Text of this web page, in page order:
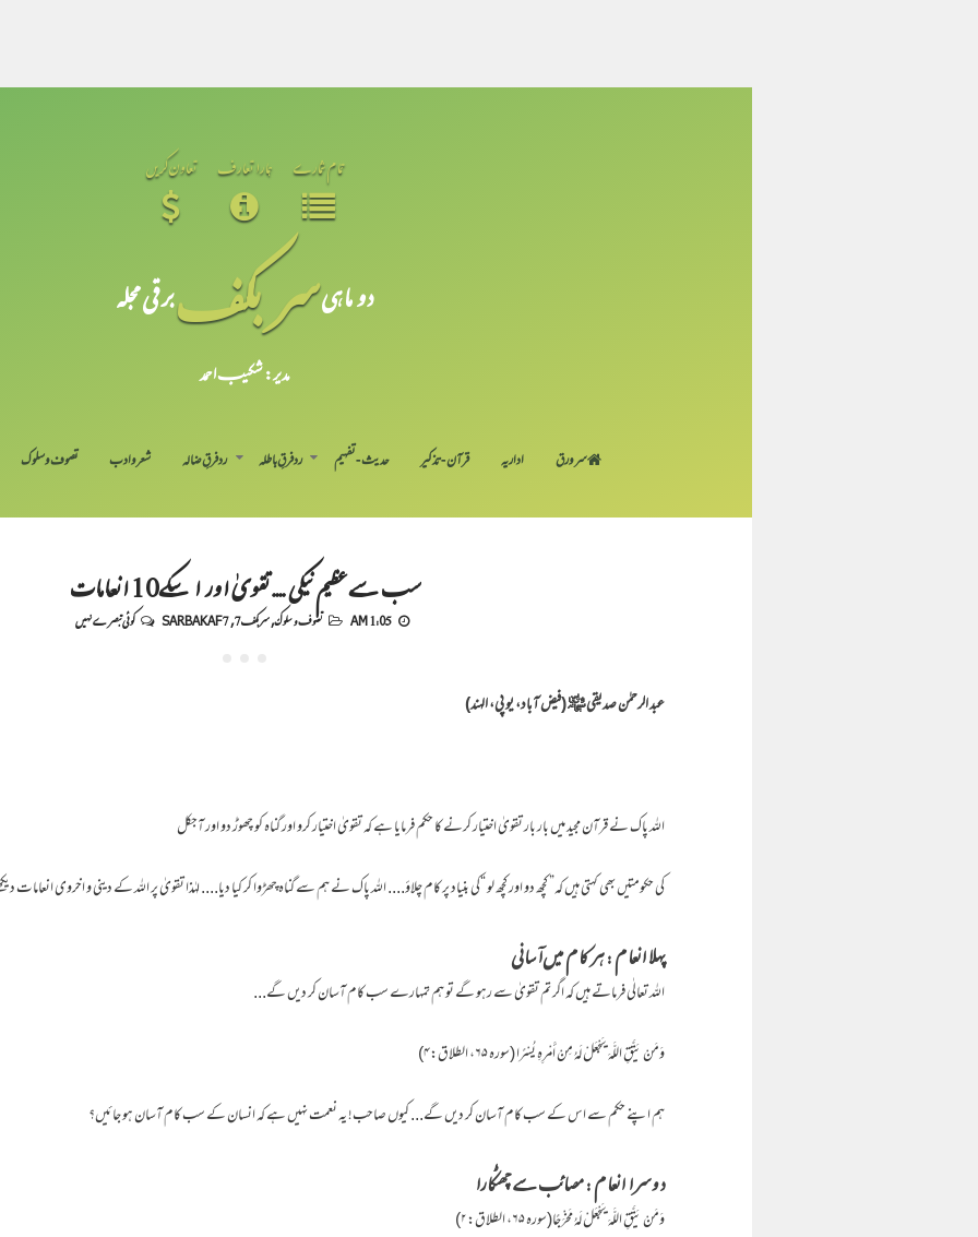
تمام شمارے ہمارا تعارف تعاون کریں
دو ماہیسر بکفبرقی مجلہ
مدیر: شکیبـ احمد
سر ورق اداریہ قرآن-تذکیر حدیث-تفہیم رد فرقِ باطلہ رد فرقِ ضالہ شعر و ادب تصوف و سلوک
سب سے عظیم نیکی .... تقویٰ اور اسکے10 انعامات
1:05 AM تصوف و سلوک,سربکف7 ,
SARBAKAF 7 کوئی تبصرے نہیں
عبد الرحمٰن صدیقی ﷾ (فیض آباد، یو پی، الہند)
اللہ پاک نے قرآن مجید میں بار بار تقویٰ اختیار کرنے کا حکم فرمایا ہے کہ تقویٰ اختیار کرو اور گناہ کو چھوڑ دو اور آجکل
کی حکومتیں بھی کہتی ہیں کہ” کچھ دو اور کچھ لو “کی بنیاد پر کام چلاؤ.... اللہ پاک نے ہم سے گناہ چھڑوا کر کیا دیا.... لہٰذا تقویٰ پر اللہ کے دینی و اخروی انعامات
پہلا انعام : ہر کام میں آسانی
اللہ تعالٰی فرماتے ہیں کہ اگر تم تقویٰ سے رہو گے تو ہم تمہارے سب کام آسان کر دیں گے...
وَمَنْ يَتَّقِ اللَّهَ يَجْعَلْ لَهُ مِنْ أَمْرِهِ يُسْرًا (سورہ ۶۵، الطلاق:۴)
ہم اپنے حکم سے اس کے سب کام آسان کر دیں گے... کیوں صاحب! یہ نعمت نہیں ہے کہ انسان کے سب کام آسان ہو جائیں؟
دوسرا انعام : مصائب سے چھٹکارا
وَمَنْ يَتَّقِ اللَّهَ يَجْعَلْ لَهُ مَخْرَجًا(سورہ ۶۵، الطلاق:۲)